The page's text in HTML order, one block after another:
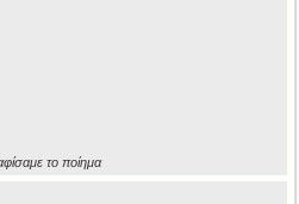
το ποίημα